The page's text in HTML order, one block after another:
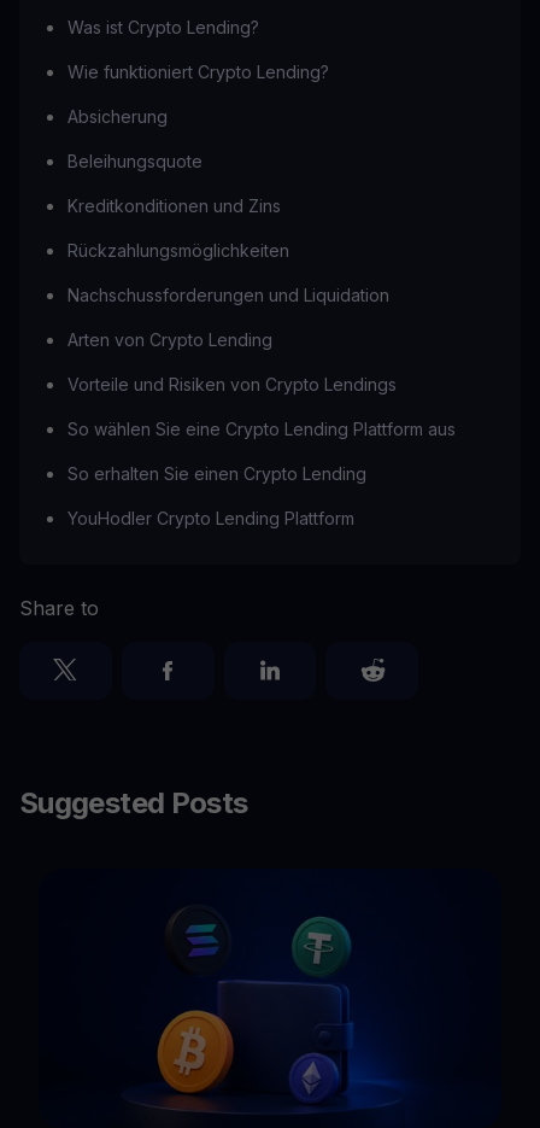
Was ist Crypto Lending?
Wie funktioniert Crypto Lending?
Absicherung
Beleihungsquote
Kreditkonditionen und Zins
Rückzahlungsmöglichkeiten
Nachschussforderungen und Liquidation
Arten von Crypto Lending
Vorteile und Risiken von Crypto Lendings
So wählen Sie eine Crypto Lending Plattform aus
So erhalten Sie einen Crypto Lending
YouHodler Crypto Lending Plattform
Share to
Suggested Posts